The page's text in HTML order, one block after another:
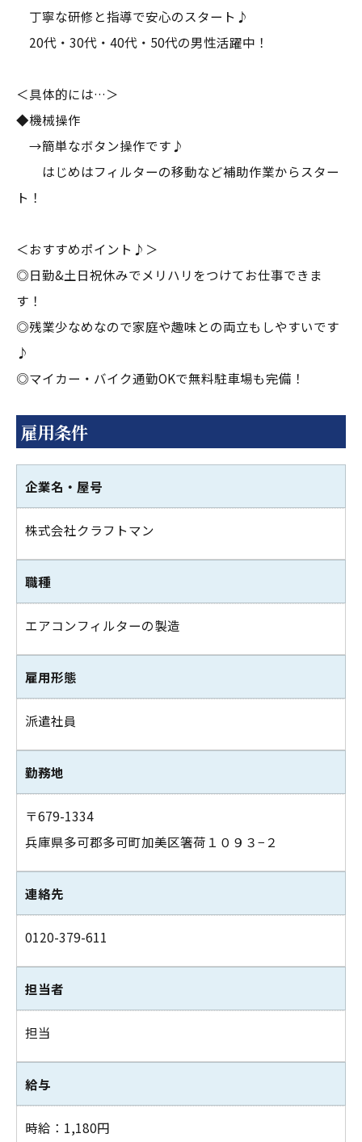
丁寧な研修と指導で安心のスタート♪
20代・30代・40代・50代の男性活躍中！
＜具体的には…＞
◆機械操作
→簡単なボタン操作です♪
はじめはフィルターの移動など補助作業からスター
ト！
＜おすすめポイント♪＞
◎日勤&土日祝休みでメリハリをつけてお仕事できま
す！
◎残業少なめなので家庭や趣味との両立もしやすいです
♪
◎マイカー・バイク通勤OKで無料駐車場も完備！
雇用条件
企業名・屋号
株式会社クラフトマン
職種
エアコンフィルターの製造
雇用形態
派遣社員
勤務地
〒679-1334
兵庫県多可郡多可町加美区箸荷１０９３−２
連絡先
0120-379-611
担当者
担当
給与
時給：1,180円